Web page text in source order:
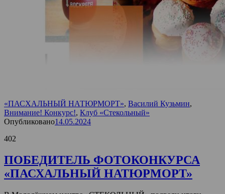
«ПАСХАЛЬНЫЙ НАТЮРМОРТ», Василий Кузьмин,
Внимание! Конкурс!, Клуб «Стекольный»
Опубликовано14.05.2024
402
ПОБЕДИТЕЛЬ ФОТОКОНКУРСА
«ПАСХАЛЬНЫЙ НАТЮРМОРТ»